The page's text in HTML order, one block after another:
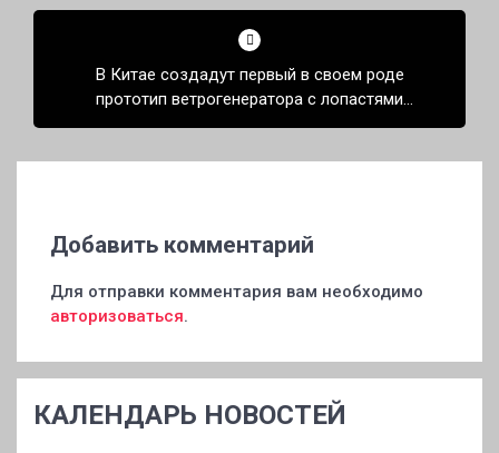
В Китае создадут первый в своем роде
прототип ветрогенератора с лопастями
длиной более 100 метров
Добавить комментарий
Для отправки комментария вам необходимо
авторизоваться.
КАЛЕНДАРЬ НОВОСТЕЙ